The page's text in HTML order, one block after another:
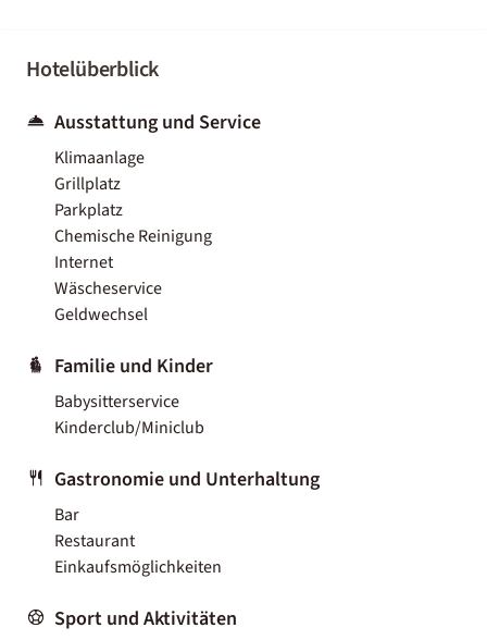
Hotelüberblick
Ausstattung und Service
Klimaanlage
Grillplatz
Parkplatz
Chemische Reinigung
Internet
Wäscheservice
Geldwechsel
Familie und Kinder
Babysitterservice
Kinderclub/Miniclub
Gastronomie und Unterhaltung
Bar
Restaurant
Einkaufsmöglichkeiten
Sport und Aktivitäten